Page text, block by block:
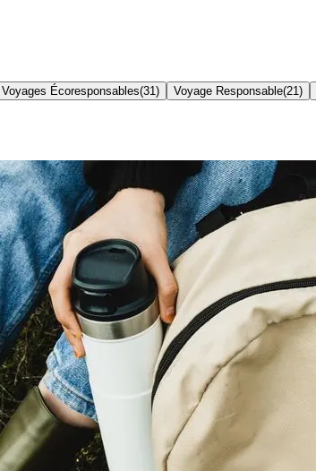
Voyages Écoresponsables(31 ) Voyage Responsable(21 )